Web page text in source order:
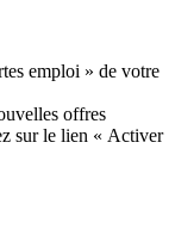
emploi » de votre
offres
sur le lien « Activer